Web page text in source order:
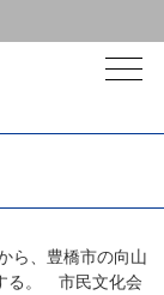
ら、豊橋市の向山
る。 市民文化会